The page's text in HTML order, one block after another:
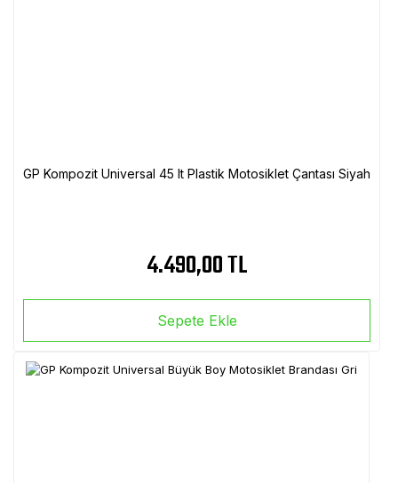
GP Kompozit Universal 45 lt Plastik Motosiklet Çantası Siyah
4.490,00 TL
Sepete Ekle